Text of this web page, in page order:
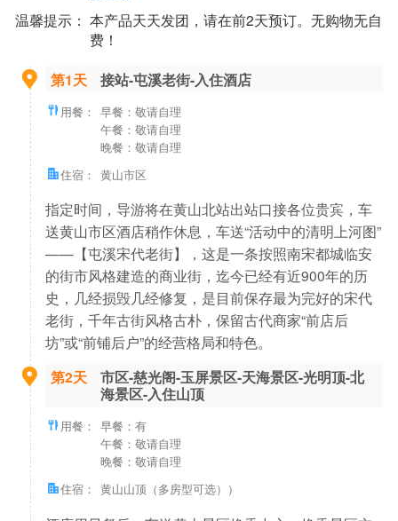
温馨提示： 本产品天天发团，请在前2天预订。无购物无自
费！
第1天 接站-屯溪老街-入住酒店
用餐： 早餐：敬请自理
午餐：敬请自理
晚餐：敬请自理
住宿： 黄山市区
指定时间，导游将在黄山北站出站口接各位贵宾，车
送黄山市区酒店稍作休息，车送“活动中的清明上河图”
——【屯溪宋代老街】，这是一条按照南宋都城临安
的街市风格建造的商业街，迄今已经有近900年的历
史，几经损毁几经修复，是目前保存最为完好的宋代
老街，千年古街风格古朴，保留古代商家“前店后
坊”或“前铺后户”的经营格局和特色。
第2天
市区-慈光阁-玉屏景区-天海景区-光明顶-北
海景区-入住山顶
用餐： 早餐：有
午餐：敬请自理
晚餐：敬请自理
住宿： 黄山山顶（多房型可选））